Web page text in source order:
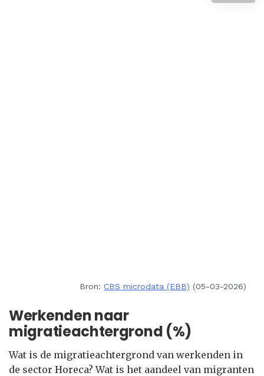
Bron: CBS microdata (EBB) (05-03-2026)
Werkenden naar
migratieachtergrond (%)
Wat is de migratieachtergrond van werkenden in
de sector Horeca? Wat is het aandeel van migranten